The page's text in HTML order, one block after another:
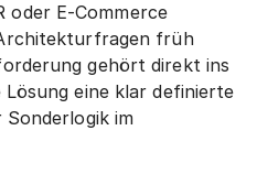
oder E-Commerce
früh
gehört direkt ins
Lösung eine klar definierte
im